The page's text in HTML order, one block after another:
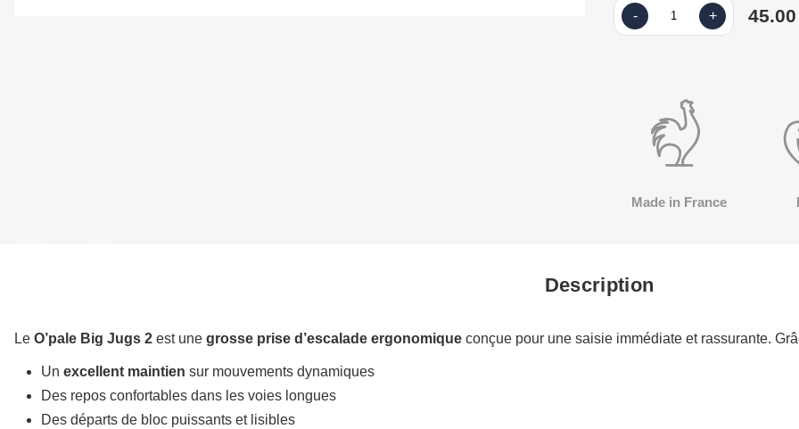
- + 45.00
Made in France
Description
Le O’pale Big Jugs 2 est une grosse prise d’escalade ergonomique conçue pour une saisie immédiate et rassurante.
Un excellent maintien sur mouvements dynamiques
Des repos confortables dans les voies longues
Des départs de bloc puissants et lisibles